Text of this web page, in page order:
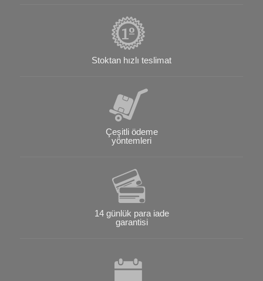
Stoktan hızlı teslimat
Çeşitli ödeme
yöntemleri
14 günlük para iade
garantisi